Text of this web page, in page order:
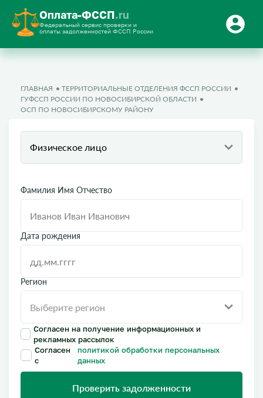
Оплата-ФССП.ru
Федеральный сервис проверки и
оплаты задолженностей ФССП России
ГЛАВНАЯ
ТЕРРИТОРИАЛЬНЫЕ ОТДЕЛЕНИЯ ФССП РОССИИ
ГУФССП РОССИИ ПО НОВОСИБИРСКОЙ ОБЛАСТИ
ОСП ПО НОВОСИБИРСКОМУ РАЙОНУ
Физическое лицо
Фамилия Имя Отчество
Дата рождения
Регион
Согласен на получение информационных и
рекламных рассылок
Согласен
с
политикой обработки персональных
данных
Проверить задолженности